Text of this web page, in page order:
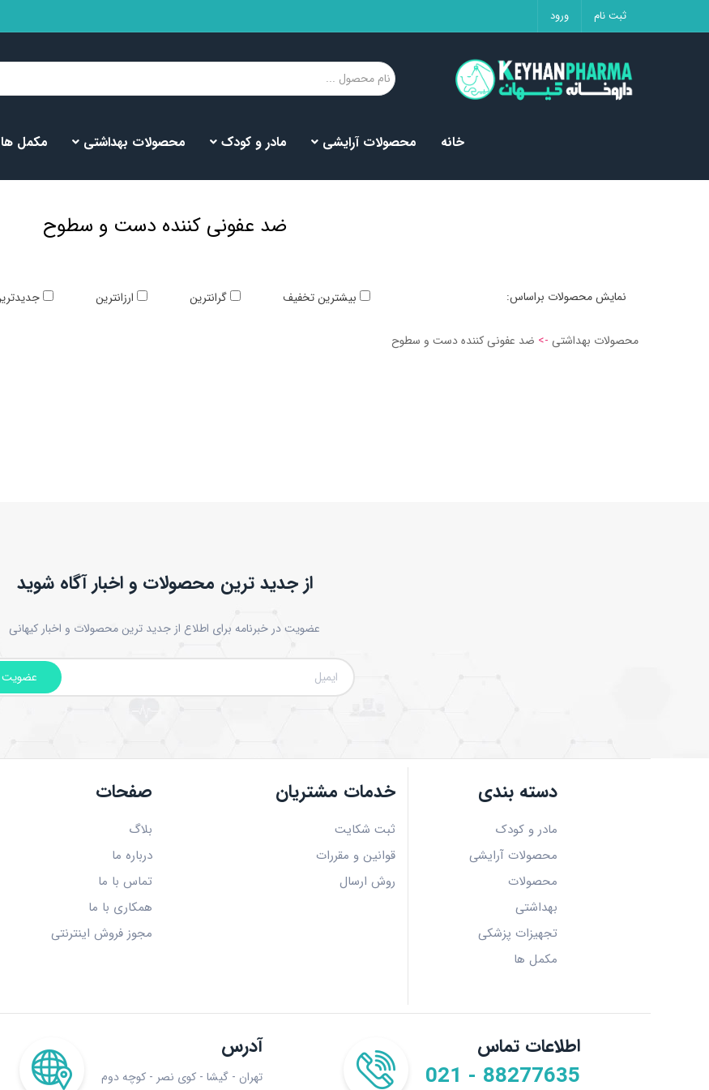
ورود ثبت نام
مکمل ها محصولات بهداشتی مادر و کودک محصولات آرایشی خانه
ضد عفونی کننده دست و سطوح
:نمایش محصولات براساس جدیدترین گرانترین
محصولات بهداشتی -> ضد عفونی کننده دست و سطوح
از جدید ترین محصولات و اخبار آگاه شوید
عضویت در خبرنامه برای اطلاع از جدید ترین محصولات و اخبار کیهانی
عضویت
صفحات
بلاگ
درباره ما
تماس با ما
همکاری با ما
مجوز فروش اینترنتی
خدمات مشتریان
ثبت شکایت
قوانین و مقررات
روش ارسال
دسته بندی
مادر و کودک
محصولات آرایشی
محصولات
بهداشتی
تجهیزات پزشکی
مکمل ها
آدرس
تهران - گیشا - کوی نصر - کوچه دوم
اطلاعات تماس
021 - 88277635